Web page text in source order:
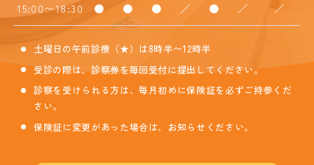
15:00〜18:30 ● ● ● ／ ● ／ ／
土曜日の午前診療（★）は8時半〜12時半
受診の際は、診察券を毎回受付に提出してください。
診察を受けられる方は、毎月初めに保険証を必ずご持参くだ
さい。
保険証に変更があった場合は、お知らせください。